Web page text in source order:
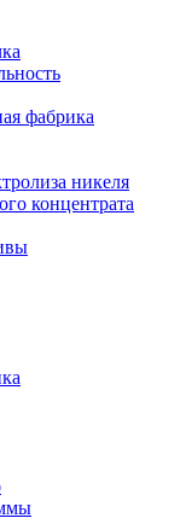
фабрика
никеля
концентрата